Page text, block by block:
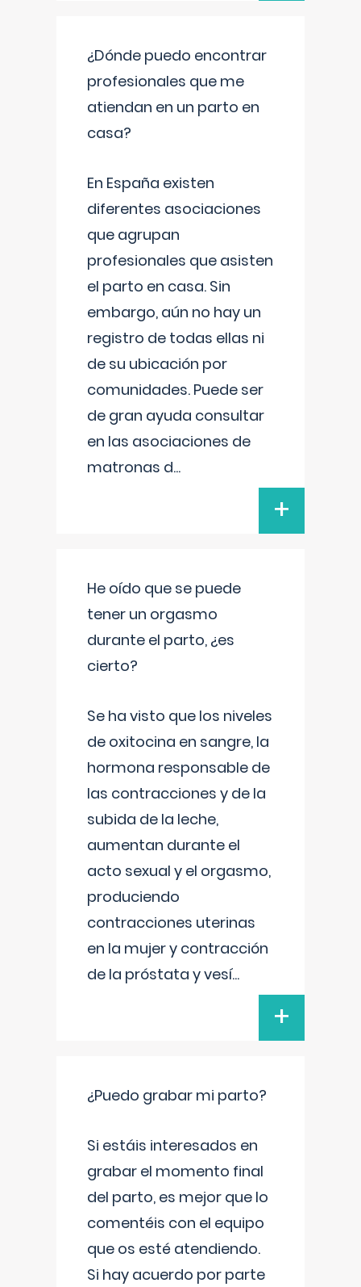
¿Dónde puedo encontrar
profesionales que me
atiendan en un parto en
casa?
En España existen
diferentes asociaciones
que agrupan
profesionales que asisten
el parto en casa. Sin
embargo, aún no hay un
registro de todas ellas ni
de su ubicación por
comunidades. Puede ser
de gran ayuda consultar
en las asociaciones de
matronas d...
+
He oído que se puede
tener un orgasmo
durante el parto, ¿es
cierto?
Se ha visto que los niveles
de oxitocina en sangre, la
hormona responsable de
las contracciones y de la
subida de la leche,
aumentan durante el
acto sexual y el orgasmo,
produciendo
contracciones uterinas
en la mujer y contracción
de la próstata y vesí...
+
¿Puedo grabar mi parto?
Si estáis interesados en
grabar el momento final
del parto, es mejor que lo
comentéis con el equipo
que os esté atendiendo.
Si hay acuerdo por parte